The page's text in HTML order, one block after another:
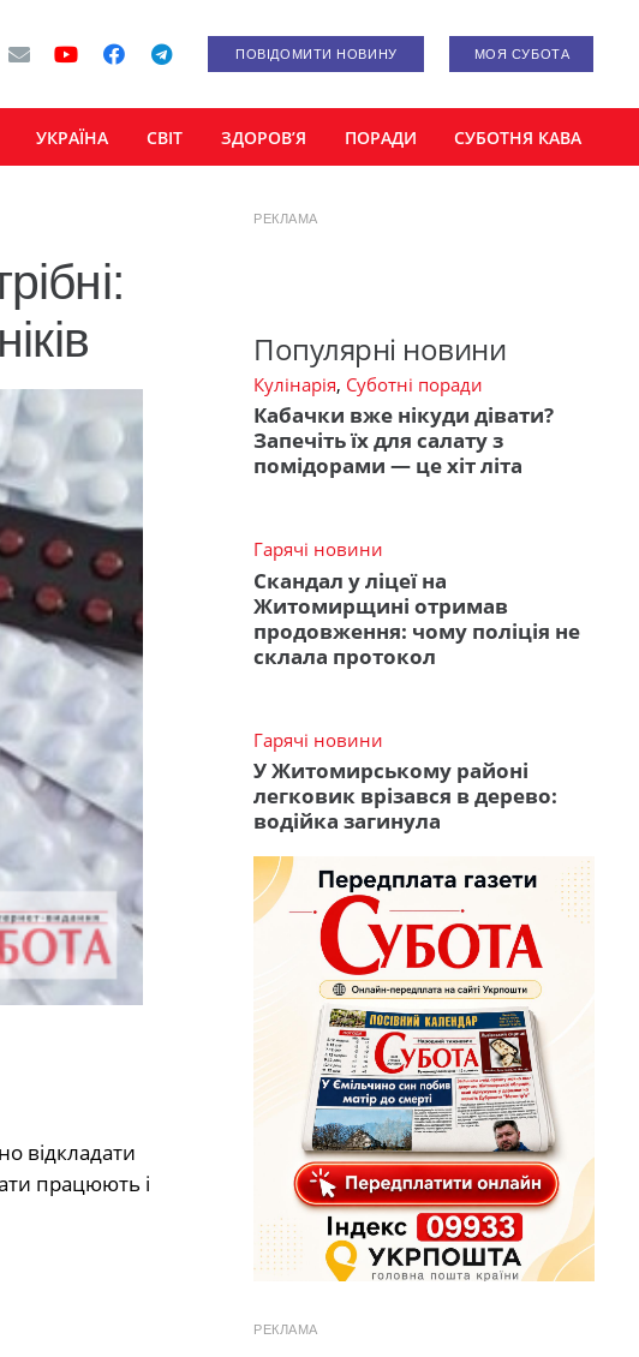
ПОВІДОМИТИ НОВИНУ МОЯ СУБОТА
УКРАЇНА СВІТ ЗДОРОВ’Я ПОРАДИ СУБОТНЯ КАВА
відкладати
працюють і
РЕКЛАМА
Популярні новини
Кулінарія, Суботні поради
Кабачки вже нікуди дівати?
Запечіть їх для салату з
помідорами — це хіт літа
Гарячі новини
Скандал у ліцеї на
Житомирщині отримав
продовження: чому поліція не
склала протокол
Гарячі новини
У Житомирському районі
легковик врізався в дерево:
водійка загинула
РЕКЛАМА